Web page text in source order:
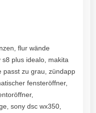
flur wände
plus idealo, makita
passt zu grau, zündapp
fensteröffner,
sony dsc wx350,